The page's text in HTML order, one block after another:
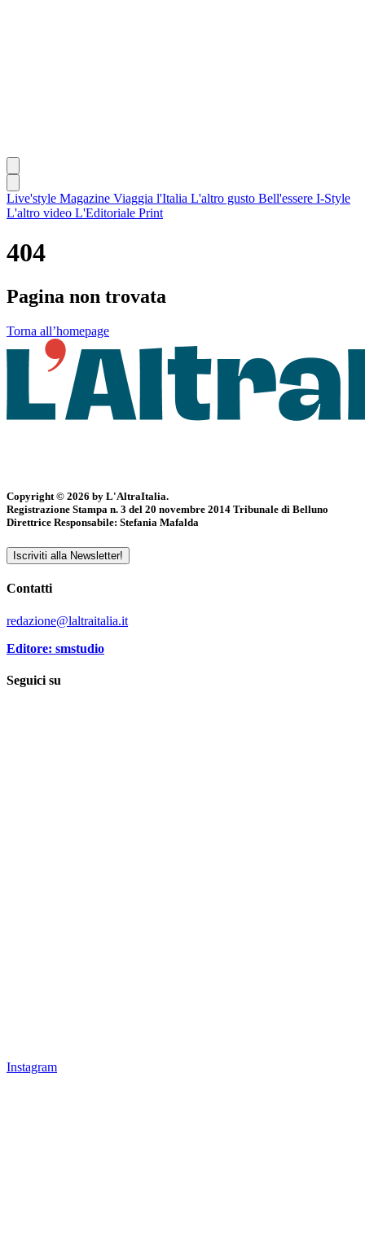
Live'style Magazine Viaggia l'Italia L'altro gusto Bell'essere I-Style
L'altro video L'Editoriale Print
404
Pagina non trovata
Torna all’homepage
Copyright © 2026 by L'AltraItalia.
Registrazione Stampa n. 3 del 20 novembre 2014 Tribunale di Belluno
Direttrice Responsabile: Stefania Mafalda
Iscriviti alla Newsletter!
Contatti
redazione@laltraitalia.it
Editore: smstudio
Seguici su
Instagram